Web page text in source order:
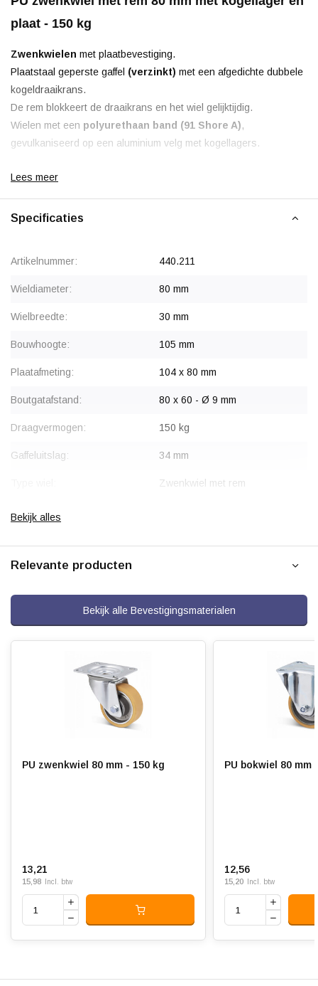
plaat - 150 kg
Zwenkwielen met plaatbevestiging.
Plaatstaal geperste gaffel (verzinkt) met een afgedichte dubbele
kogeldraaikrans.
De rem blokkeert de draaikrans en het wiel gelijktijdig.
Wielen met een polyurethaan band (91 Shore A),
gevulkaniseerd op een aluminium velg met kogellagers.
Korting vanaf 24 stuks
Lees meer
Specificaties
Artikelnummer: 440.211
Wieldiameter: 80 mm
Wielbreedte: 30 mm
Bouwhoogte: 105 mm
Plaatafmeting: 104 x 80 mm
Boutgatafstand: 80 x 60 - Ø 9 mm
Draagvermogen: 150 kg
Gaffeluitslag: 34 mm
Zwenkwiel met rem
Montage:
Rem:
Aluminium
Polyurethaan, gevulkaniseerd
Bekijk alles
Relevante producten
Bekijk alle Bevestigingsmaterialen
PU zwenkwiel 80 mm - 150 kg
13,21
15,98 Incl. btw
PU bokwiel 80 mm
12,56
15,20 Incl. btw